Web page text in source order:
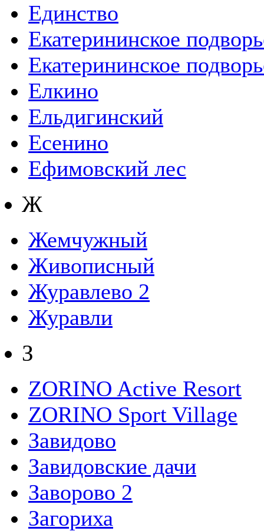
Единство
Екатерининское
Екатерининское
Елкино
Ельдигинский
Есенино
Ефимовский лес
Ж
Жемчужный
Живописный
Журавлево 2
Журавли
З
ZORINO Active Resort
ZORINO Sport Village
Завидово
Завидовские дачи
Заворово 2
Загориха